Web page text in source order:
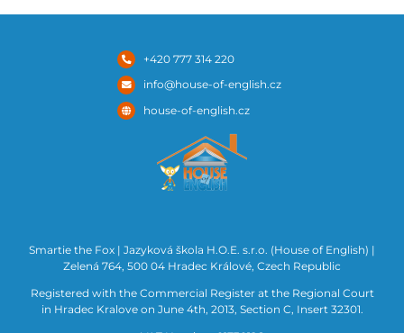
+420 777 314 220
info@house-of-english.cz
house-of-english.cz
Smartie the Fox | Jazyková škola H.O.E. s.r.o. (House of English) |
Zelená 764, 500 04 Hradec Králové, Czech Republic
Registered with the Commercial Register at the Regional Court
in Hradec Kralove on June 4th, 2013, Section C, Insert 32301.